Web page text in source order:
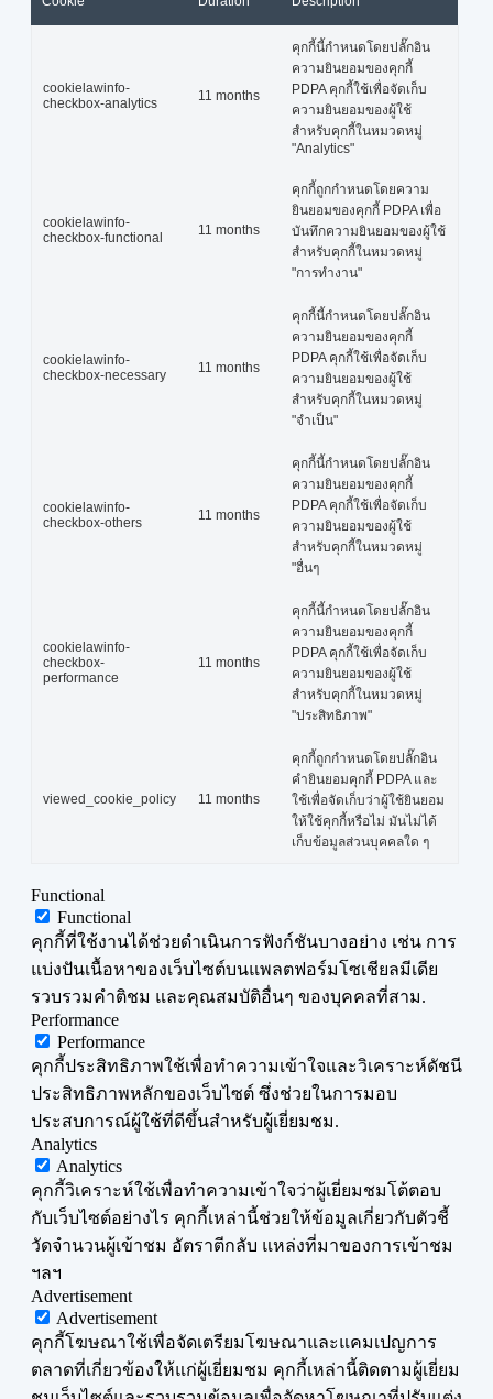
cookielawinfo-
checkbox-analytics
11 months
คุกกี้นี้กำหนดโดยปลั๊กอิน
ความยินยอมของคุกกี้
PDPA คุกกี้ใช้เพื่อจัดเก็บ
ความยินยอมของผู้ใช้
สำหรับคุกกี้ในหมวดหมู่
"Analytics"
cookielawinfo-
checkbox-functional
11 months
คุกกี้ถูกกำหนดโดยความ
ยินยอมของคุกกี้ PDPA เพื่อ
บันทึกความยินยอมของผู้ใช้
สำหรับคุกกี้ในหมวดหมู่
"การทำงาน"
cookielawinfo-
checkbox-necessary
11 months
คุกกี้นี้กำหนดโดยปลั๊กอิน
ความยินยอมของคุกกี้
PDPA คุกกี้ใช้เพื่อจัดเก็บ
ความยินยอมของผู้ใช้
สำหรับคุกกี้ในหมวดหมู่
"จำเป็น"
cookielawinfo-
checkbox-others
11 months
คุกกี้นี้กำหนดโดยปลั๊กอิน
ความยินยอมของคุกกี้
PDPA คุกกี้ใช้เพื่อจัดเก็บ
ความยินยอมของผู้ใช้
สำหรับคุกกี้ในหมวดหมู่
"อื่นๆ
cookielawinfo-
checkbox-
performance
11 months
คุกกี้นี้กำหนดโดยปลั๊กอิน
ความยินยอมของคุกกี้
PDPA คุกกี้ใช้เพื่อจัดเก็บ
ความยินยอมของผู้ใช้
สำหรับคุกกี้ในหมวดหมู่
"ประสิทธิภาพ"
viewed_cookie_policy 11 months
คุกกี้ถูกกำหนดโดยปลั๊กอิน
คำยินยอมคุกกี้ PDPA และ
ใช้เพื่อจัดเก็บว่าผู้ใช้ยินยอม
ให้ใช้คุกกี้หรือไม่ มันไม่ได้
เก็บข้อมูลส่วนบุคคลใด ๆ
Functional
Functional
คุกกี้ที่ใช้งานได้ช่วยดำเนินการฟังก์ชันบางอย่าง เช่น การ
แบ่งปันเนื้อหาของเว็บไซต์บนแพลตฟอร์มโซเชียลมีเดีย
รวบรวมคำติชม และคุณสมบัติอื่นๆ ของบุคคลที่สาม.
Performance
Performance
คุกกี้ประสิทธิภาพใช้เพื่อทำความเข้าใจและวิเคราะห์ดัชนี
ประสิทธิภาพหลักของเว็บไซต์ ซึ่งช่วยในการมอบ
ประสบการณ์ผู้ใช้ที่ดีขึ้นสำหรับผู้เยี่ยมชม.
Analytics
Analytics
คุกกี้วิเคราะห์ใช้เพื่อทำความเข้าใจว่าผู้เยี่ยมชมโต้ตอบ
กับเว็บไซต์อย่างไร คุกกี้เหล่านี้ช่วยให้ข้อมูลเกี่ยวกับตัวชี้
วัดจำนวนผู้เข้าชม อัตราตีกลับ แหล่งที่มาของการเข้าชม
ฯลฯ
Advertisement
Advertisement
คุกกี้โฆษณาใช้เพื่อจัดเตรียมโฆษณาและแคมเปญการ
ตลาดที่เกี่ยวข้องให้แก่ผู้เยี่ยมชม คุกกี้เหล่านี้ติดตามผู้เยี่ยม